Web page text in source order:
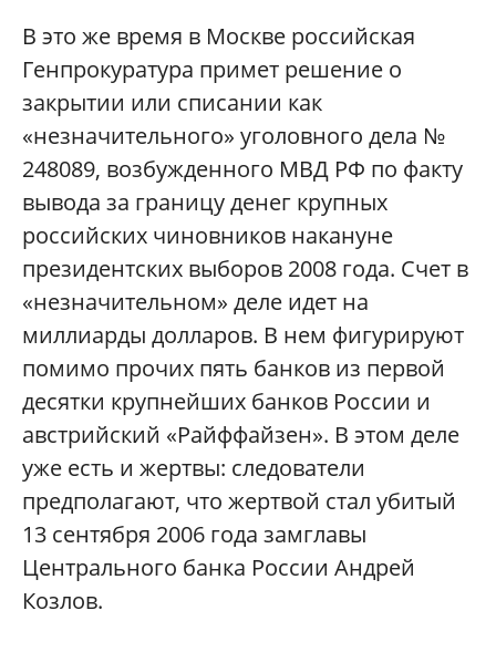
В это же время в Москве российская
Генпрокуратура примет решение о
закрытии или списании как
«незначительного» уголовного дела №
248089, возбужденного МВД РФ по факту
вывода за границу денег крупных
российских чиновников накануне
президентских выборов 2008 года. Счет в
«незначительном» деле идет на
миллиарды долларов. В нем фигурируют
помимо прочих пять банков из первой
десятки крупнейших банков России и
австрийский «Райффайзен». В этом деле
уже есть и жертвы: следователи
предполагают, что жертвой стал убитый
13 сентября 2006 года замглавы
Центрального банка России Андрей
Козлов.